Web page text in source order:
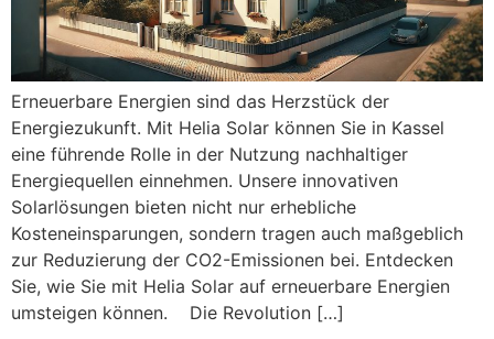
Erneuerbare Energien sind das Herzstück der
Energiezukunft. Mit Helia Solar können Sie in Kassel
eine führende Rolle in der Nutzung nachhaltiger
Energiequellen einnehmen. Unsere innovativen
Solarlösungen bieten nicht nur erhebliche
Kosteneinsparungen, sondern tragen auch maßgeblich
zur Reduzierung der CO2-Emissionen bei. Entdecken
Sie, wie Sie mit Helia Solar auf erneuerbare Energien
umsteigen können. Die Revolution […]